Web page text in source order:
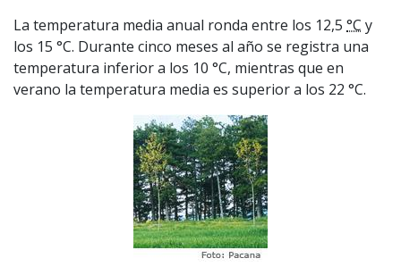
La temperatura media anual ronda entre los 12,5 °C y
los 15 °C. Durante cinco meses al año se registra una
temperatura inferior a los 10 °C, mientras que en
verano la temperatura media es superior a los 22 °C.